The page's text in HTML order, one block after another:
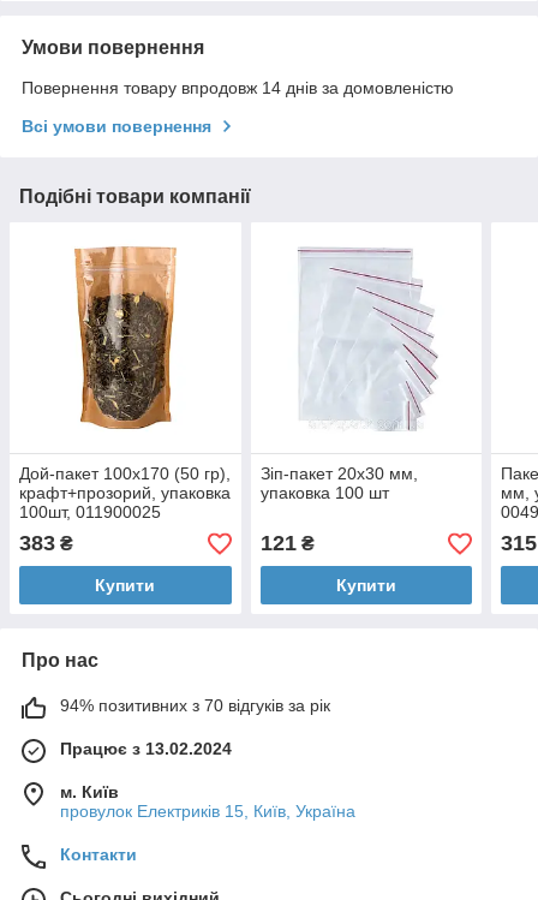
Умови повернення
Повернення товару впродовж 14 днів за домовленістю
Всі умови повернення
Подібні товари компанії
Дой-пакет 100х170 (50 гр),
крафт+прозорий, упаковка
100шт, 011900025
383 ₴
Купити
Зіп-пакет 20х30 мм,
упаковка 100 шт
121₴
Купити
мм,
315
Про нас
94% позитивних з 70 відгуків за рік
Працює з 13.02.2024
м. Київ
провулок Електриків 15, Київ, Україна
Контакти